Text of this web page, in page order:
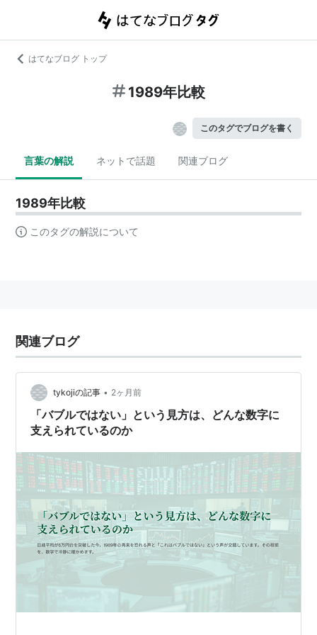
はてなブログ トップ
1989年比較
このタグでブログを書く
言葉の解説 ネットで話題 関連ブログ
1989年比較
このタグの解説について
関連ブログ
tykojiの記事 • 2ヶ月前
「バブルではない」という見方は、どんな数字に
支えられているのか